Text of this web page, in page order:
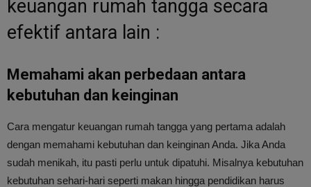
keuangan rumah tangga secara
efektif antara lain :
Memahami akan perbedaan antara
kebutuhan dan keinginan
Cara mengatur keuangan rumah tangga yang pertama adalah
dengan memahami kebutuhan dan keinginan Anda. Jika Anda
sudah menikah, itu pasti perlu untuk dipatuhi. Misalnya kebutuhan
kebutuhan sehari-hari seperti makan hingga pendidikan harus